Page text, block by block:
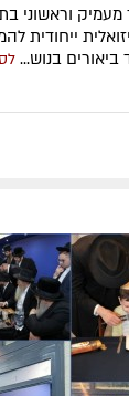
מעמיק וראשוני
ייחודית
בנוש...